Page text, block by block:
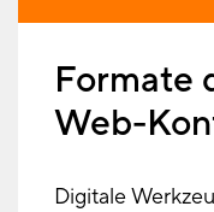
Formate
Web-
Digitale